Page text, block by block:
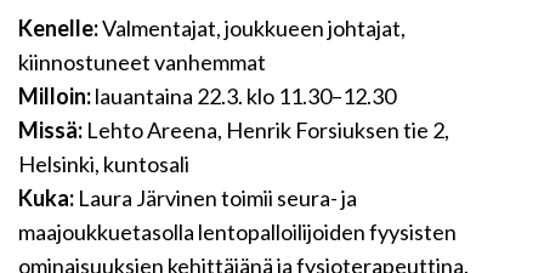
Kenelle:Valmentajat, joukkueen johtajat,
kiinnostuneet vanhemmat
Milloin:lauantaina 22.3. klo 11.30–12.30
Missä: Lehto Areena, Henrik Forsiuksen tie 2,
Helsinki, kuntosali
Kuka: Laura Järvinen toimii seura- ja
maajoukkuetasolla lentopalloilijoiden fyysisten
ominaisuuksien kehittäjänä ja fysioterapeuttina.